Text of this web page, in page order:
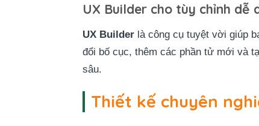
UX Builder cho tùy chỉnh dễ
UX Builder là công cụ tuyệt vời giúp
đổi bố cục, thêm các phần tử mới và
sâu.
Thiết kế chuyên